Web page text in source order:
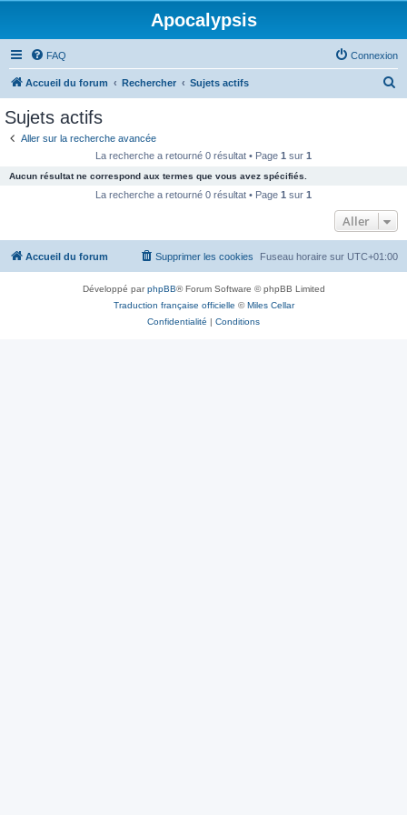
Apocalypsis
FAQ Connexion
Accueil du forum Rechercher Sujets actifs
c
e
Sujets actifs
Aller sur la recherche avancée
La recherche a retourné 0 résultat • Page 1 sur 1
Aucun résultat ne correspond aux termes que vous avez spécifiés.
La recherche a retourné 0 résultat • Page 1 sur 1
Aller
Accueil du forum Fuseau horaire sur UTC+01:00
Supprimer les cookies
Développé parphpBB® Forum Software © phpBB Limited
Traduction française officielle ©Miles Cellar
Confidentialité | Conditions